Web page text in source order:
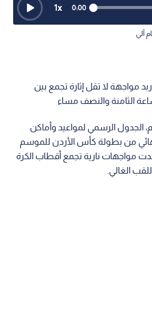
0:00
1x
آلي
مواجهة لا تقل إثارة تجمع بين
الثامنة والنصف مساء
الجدول الرسمي لمواعيد وأماكن
من بطولة كأس الأردن للموسم
والتي شهدت مواجهات نارية تجمع أقطاب الكرة
الغالي.